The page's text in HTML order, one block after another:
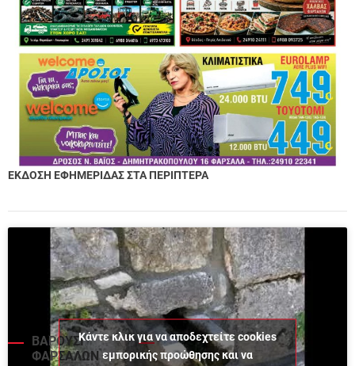
ΕΚΔΟΣΗ ΕΦΗΜΕΡΙΔΑΣ ΣΤΑ ΠΕΡΙΠΤΕΡΑ
ΒΑΡΟΥΣΙ
ΦΑΡΣΑΛΩΝ
Κάντε κλικ για να αποδεχτείτε cookies
εμπορικής προώθησης και να